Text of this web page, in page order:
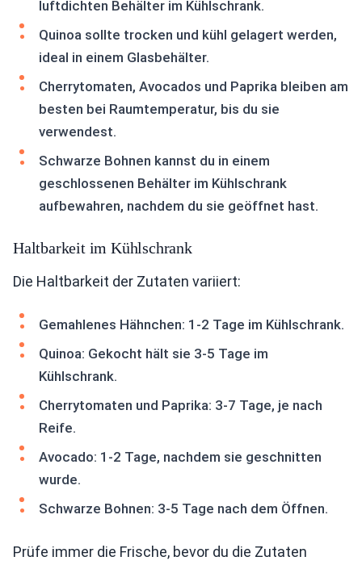
luftdichten Behälter im Kühlschrank.
Quinoa sollte trocken und kühl gelagert werden,
ideal in einem Glasbehälter.
Cherrytomaten, Avocados und Paprika bleiben am
besten bei Raumtemperatur, bis du sie
verwendest.
Schwarze Bohnen kannst du in einem
geschlossenen Behälter im Kühlschrank
aufbewahren, nachdem du sie geöffnet hast.
Haltbarkeit im Kühlschrank
Die Haltbarkeit der Zutaten variiert:
Gemahlenes Hähnchen: 1-2 Tage im Kühlschrank.
Quinoa: Gekocht hält sie 3-5 Tage im
Kühlschrank.
Cherrytomaten und Paprika: 3-7 Tage, je nach
Reife.
Avocado: 1-2 Tage, nachdem sie geschnitten
wurde.
Schwarze Bohnen: 3-5 Tage nach dem Öffnen.
Prüfe immer die Frische, bevor du die Zutaten